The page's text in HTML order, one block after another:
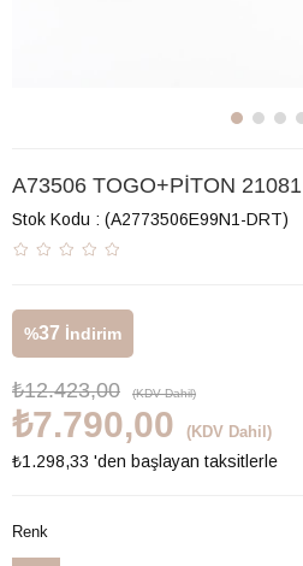
A73506 TOGO+PİTON 21081
Stok Kodu (A2773506E99N1-DRT)
%37 İndirim
₺12.423,00 (KDV Dahil)
₺7.790,00 (KDV Dahil)
₺1.298,33 'den başlayan taksitlerle
Renk